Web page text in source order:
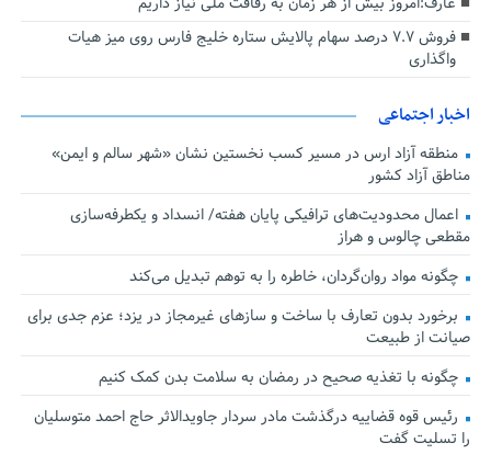
فروش ۷.۷ درصد سهام پالایش ستاره خلیج فارس روی میز هیات
واگذاری
اخبار اجتماعی
منطقه آزاد ارس در مسیر کسب نخستین نشان «شهر سالم و ایمن»
مناطق آزاد کشور
اعمال محدودیت‌های ترافیکی پایان هفته/ انسداد و یکطرفه‌سازی
مقطعی چالوس و هراز
چگونه مواد روان‌گردان، خاطره را به توهم تبدیل می‌کند
برخورد بدون تعارف با ساخت‌ و سازهای غیرمجاز در یزد؛ عزم جدی برای
صیانت از طبیعت
چگونه با تغذیه صحیح در رمضان به سلامت بدن کمک کنیم
رئیس قوه قضاییه درگذشت مادر سردار جاویدالاثر حاج احمد متوسلیان
را تسلیت گفت